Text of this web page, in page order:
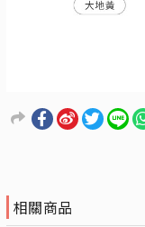
相關商品